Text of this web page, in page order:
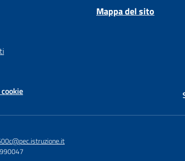
Mappa del sito